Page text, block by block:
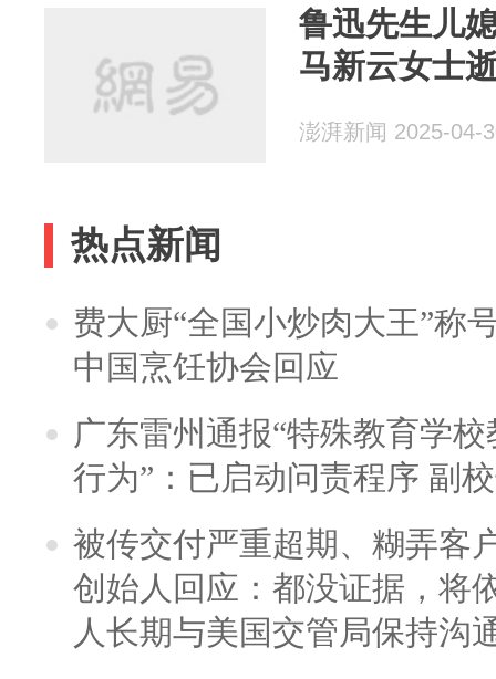
鲁迅先生儿
马新云女士
澎湃新闻 2025-04-
热点新闻
费大厨“全国小炒肉大王”称
中国烹饪协会回应
广东雷州通报“特殊教育学
行为”：已启动问责程序 副
被传交付严重超期、糊弄客
创始人回应：都没证据，将
人长期与美国交管局保持沟